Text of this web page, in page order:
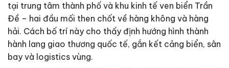
tại trung tâm thành phố và khu kinh tế ven biển Trần
Đề – hai đầu mối then chốt về hàng không và hàng
hải. Cách bố trí này cho thấy định hướng hình thành
hành lang giao thương quốc tế, gắn kết cảng biển, sân
bay và logistics vùng.